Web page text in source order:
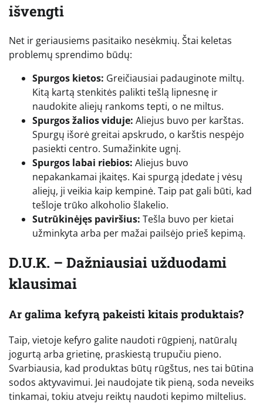
išvengti
Net ir geriausiems pasitaiko nesėkmių. Štai keletas
problemų sprendimo būdų:
Spurgos kietos: Greičiausiai padauginote miltų.
Kitą kartą stenkitės palikti tešlą lipnesnę ir
naudokite aliejų rankoms tepti, o ne miltus.
Spurgos žalios viduje: Aliejus buvo per karštas.
Spurgų išorė greitai apskrudo, o karštis nespėjo
pasiekti centro. Sumažinkite ugnį.
Spurgos labai riebios: Aliejus buvo
nepakankamai įkaitęs. Kai spurgą įdedate į vėsų
aliejų, ji veikia kaip kempinė. Taip pat gali būti, kad
tešloje trūko alkoholio šlakelio.
Sutrūkinėjęs paviršius: Tešla buvo per kietai
užminkyta arba per mažai pailsėjo prieš kepimą.
D.U.K. – Dažniausiai užduodami
klausimai
Ar galima kefyrą pakeisti kitais produktais?
Taip, vietoje kefyro galite naudoti rūgpienį, natūralų
jogurtą arba grietinę, praskiestą trupučiu pieno.
Svarbiausia, kad produktas būtų rūgštus, nes tai būtina
sodos aktyvavimui. Jei naudojate tik pieną, soda neveiks
tinkamai, tokiu atveju reiktų naudoti kepimo miltelius.